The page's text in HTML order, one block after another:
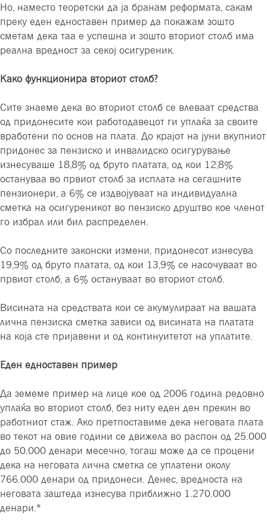
Но, наместо теоретски да ја бранам реформата, сакам
преку еден едноставен пример да покажам зошто
сметам дека таа е успешна и зошто вториот столб има
реална вредност за секој осигуреник.
Како функционира вториот столб?
Сите знаеме дека во вториот столб се влеваат средства
од придонесите кои работодавецот ги уплаќа за своите
вработени по основ на плата. До крајот на јуни вкупниот
придонес за пензиско и инвалидско осигурување
изнесуваше 18,8% од бруто платата, од кои 12,8%
остануваа во првиот столб за исплата на сегашните
пензионери, а 6% се издвојуваат на индивидуална
сметка на осигуреникот во пензиско друштво кое членот
го избрал или бил распределен.
Со последните законски измени, придонесот изнесува
19,9% од бруто платата, од кои 13,9% се насочуваат во
првиот столб, а 6% остануваат во вториот столб.
Висината на средствата кои се акумулираат на вашата
лична пензиска сметка зависи од висината на платата
на која сте пријавени и од континуитетот на уплатите.
Еден едноставен пример
Да земеме пример на лице кое од 2006 година редовно
уплаќа во вториот столб, без ниту еден ден прекин во
работниот стаж. Ако претпоставиме дека неговата плата
во текот на овие години се движела во распон од 25.000
до 50.000 денари месечно, тогаш може да се процени
дека на неговата лична сметка се уплатени околу
766.000 денари од придонеси. Денес, вредноста на
неговата заштеда изнесува приближно 1.270.000
денари.*